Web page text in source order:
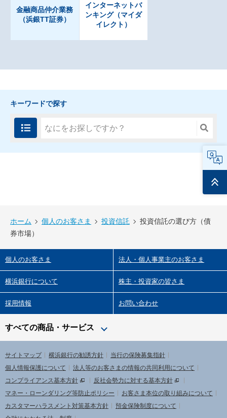
金融商品仲介業務
（浜銀TT証券）
インターネットバ
ンキング（マイダ
イレクト）
キーワードで探す
トップ
ホーム 個人のお客さま 投資信託
投資信託の選び⽅（債
券市場）
個人のお客さま 法人・個人事業主のお客さま
横浜銀行について 株主・投資家の皆さま
採用情報 お問い合わせ
すべての商品・サービス
サイトマップ 横浜銀行の勧誘方針
当行の保険募集指針
個人情報保護について
法人等のお客さまの情報の共同利用について
コンプライアンス基本方針
反社会勢力に対する基本方針
マネー・ローンダリング等防止ポリシー
お客さま本位の取り組みについて
カスタマーハラスメント対策基本方針
預金保険制度について